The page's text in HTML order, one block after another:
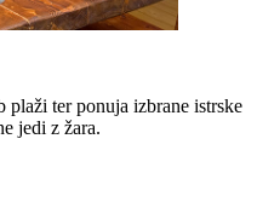
plaži ter ponuja izbrane istrske
jedi z žara.